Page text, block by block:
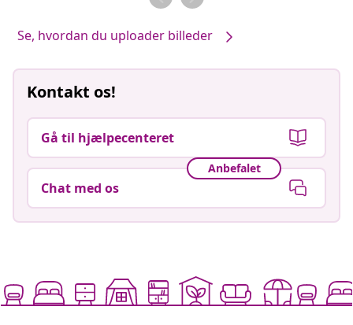
Se, hvordan du uploader billeder
Kontakt os!
Gå til hjælpecenteret
Anbefalet
Chat med os